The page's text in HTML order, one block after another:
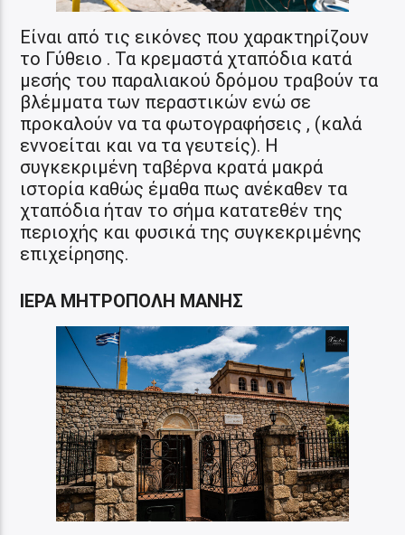
Είναι από τις εικόνες που χαρακτηρίζουν
το Γύθειο . Τα κρεμαστά χταπόδια κατά
μεσής του παραλιακού δρόμου τραβούν τα
βλέμματα των περαστικών ενώ σε
προκαλούν να τα φωτογραφήσεις , (καλά
εννοείται και να τα γευτείς). Η
συγκεκριμένη ταβέρνα κρατά μακρά
ιστορία καθώς έμαθα πως ανέκαθεν τα
χταπόδια ήταν το σήμα κατατεθέν της
περιοχής και φυσικά της συγκεκριμένης
επιχείρησης.
ΙΕΡΑ ΜΗΤΡΟΠΟΛΗ ΜΑΝΗΣ